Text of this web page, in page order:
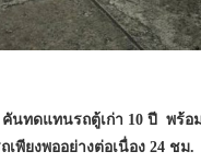
นทดแทนรถตู้เก่า 10 ปี พร้อ
พียงพออย่างต่อเนื่อง 24 ชม.